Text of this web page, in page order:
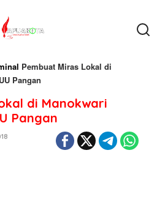
Pembuat Miras Lokal di
Pangan
di Manokwari
Pangan